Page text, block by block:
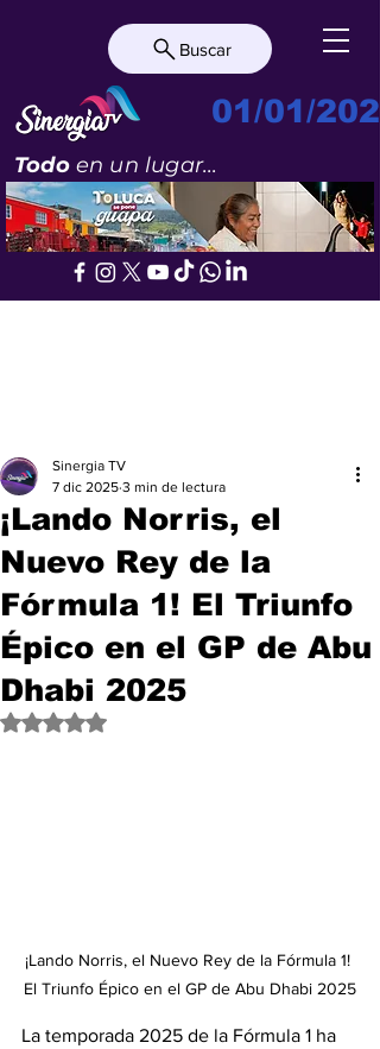
Buscar
01/01/
Todoen un lugar...
¡Lando Norris, el
Nuevo Rey de la
Fórmula 1! El Triunfo
Épico en el GP de Abu
Dhabi 2025
Sinergia TV
7 dic 2025 3 min de lectura
Obtuvo NaN de 5 estrellas.
¡Lando Norris, el Nuevo Rey de la Fórmula 1!
El Triunfo Épico en el GP de Abu Dhabi 2025
La temporada 2025 de la Fórmula 1 ha